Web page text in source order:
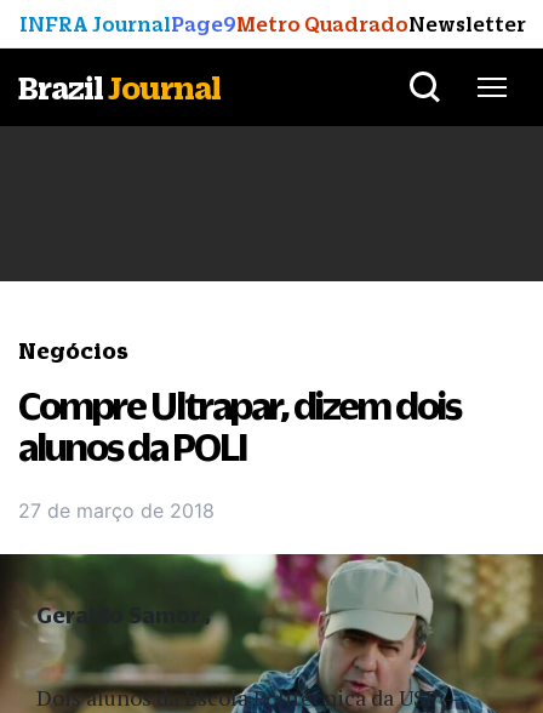
INFRA JournalPage9Metro QuadradoNewsletter
BrazilJournal
Negócios
Compre Ultrapar, dizem dois
alunos da POLI
27 de março de 2018
Dois alunos da Escola Politécnica da USP —
Geraldo Samor